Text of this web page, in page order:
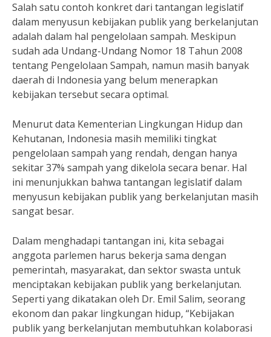
Salah satu contoh konkret dari tantangan legislatif
dalam menyusun kebijakan publik yang berkelanjutan
adalah dalam hal pengelolaan sampah. Meskipun
sudah ada Undang-Undang Nomor 18 Tahun 2008
tentang Pengelolaan Sampah, namun masih banyak
daerah di Indonesia yang belum menerapkan
kebijakan tersebut secara optimal.
Menurut data Kementerian Lingkungan Hidup dan
Kehutanan, Indonesia masih memiliki tingkat
pengelolaan sampah yang rendah, dengan hanya
sekitar 37% sampah yang dikelola secara benar. Hal
ini menunjukkan bahwa tantangan legislatif dalam
menyusun kebijakan publik yang berkelanjutan masih
sangat besar.
Dalam menghadapi tantangan ini, kita sebagai
anggota parlemen harus bekerja sama dengan
pemerintah, masyarakat, dan sektor swasta untuk
menciptakan kebijakan publik yang berkelanjutan.
Seperti yang dikatakan oleh Dr. Emil Salim, seorang
ekonom dan pakar lingkungan hidup, “Kebijakan
publik yang berkelanjutan membutuhkan kolaborasi